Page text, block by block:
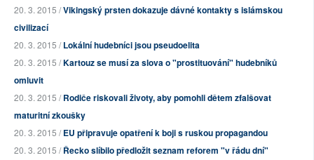
20. 3. 2015 /Vikingský prsten dokazuje dávné kontakty s islámskou
civilizací
20. 3. 2015 /Lokální hudebníci jsou pseudoelita
20. 3. 2015 /Kartouz se musí za slova o "prostituování" hudebníků
omluvit
20. 3. 2015 /Rodiče riskovali životy, aby pomohli dětem zfalšovat
maturitní zkoušky
20. 3. 2015 /EU připravuje opatření k boji s ruskou propagandou
20. 3. 2015 /Řecko slíbilo předložit seznam reforem "v řádu dní"